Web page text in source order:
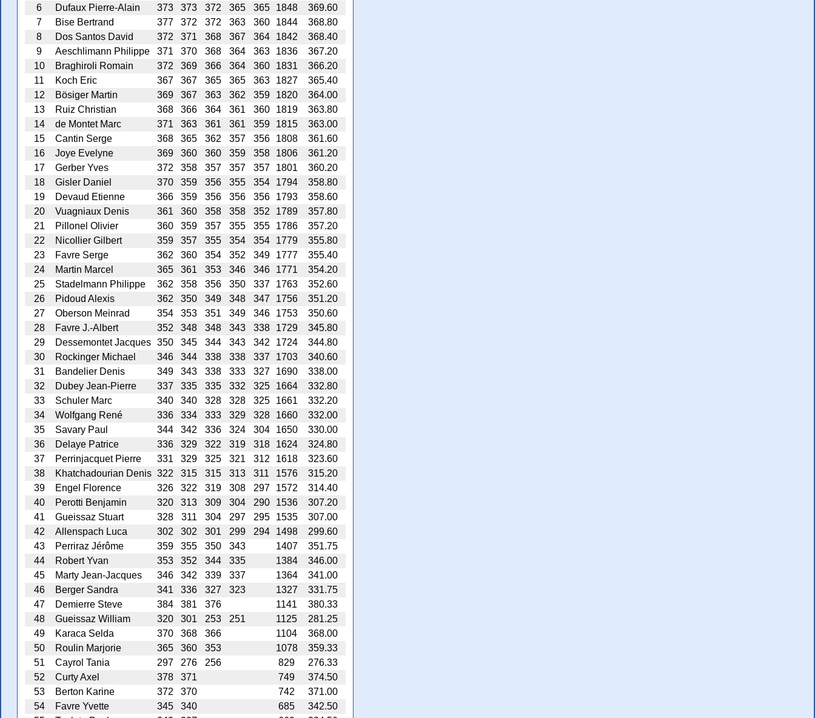
6
Dufaux Pierre-Alain 373 373 372 365 365 1848
369.60
7
Bise Bertrand 377 372 372 363 360 1844
368.80
8
Dos Santos David 372 371 368 367 364 1842
368.40
9
Aeschlimann Philippe 371 370 368 364 363 1836
367.20
10
Braghiroli Romain 372 369 366 364 360 1831
366.20
11
Koch Eric 367 367 365 365 363 1827
365.40
12
Bösiger Martin 369 367 363 362 359 1820
364.00
13
Ruiz Christian 368 366 364 361 360 1819
363.80
14
de Montet Marc 371 363 361 361 359 1815
363.00
15
Cantin Serge 368 365 362 357 356 1808
361.60
16
Joye Evelyne 369 360 360 359 358 1806
361.20
17
Gerber Yves 372 358 357 357 357 1801
360.20
18
Gisler Daniel 370 359 356 355 354 1794
358.80
19
Devaud Etienne 366 359 356 356 356 1793
358.60
20
Vuagniaux Denis 361 360 358 358 352 1789
357.80
21
Pillonel Olivier 360 359 357 355 355 1786
357.20
22
Nicollier Gilbert 359 357 355 354 354 1779
355.80
23
Favre Serge 362 360 354 352 349 1777
355.40
24
Martin Marcel 365 361 353 346 346 1771
354.20
25
Stadelmann Philippe 362 358 356 350 337 1763
352.60
26
Pidoud Alexis 362 350 349 348 347 1756
351.20
27
Oberson Meinrad 354 353 351 349 346 1753
350.60
28
Favre J.-Albert 352 348 348 343 338 1729
345.80
29
Dessemontet Jacques 350 345 344 343 342 1724
344.80
30
Rockinger Michael 346 344 338 338 337 1703
340.60
31
Bandelier Denis 349 343 338 333 327 1690
338.00
32
Dubey Jean-Pierre 337 335 335 332 325 1664
332.80
33
Schuler Marc 340 340 328 328 325 1661
332.20
34
Wolfgang René 336 334 333 329 328 1660
332.00
35
Savary Paul 344 342 336 324 304 1650
330.00
36
Delaye Patrice 336 329 322 319 318 1624
324.80
37
Perrinjacquet Pierre 331 329 325 321 312 1618
323.60
38
Khatchadourian Denis 322 315 315 313 311 1576
315.20
39
Engel Florence 326 322 319 308 297 1572
314.40
40
Perotti Benjamin 320 313 309 304 290 1536
307.20
41
Gueissaz Stuart 328 311 304 297 295 1535
307.00
42
Allenspach Luca 302 302 301 299 294 1498
299.60
43
Perriraz Jérôme 359 355 350 343 1407
351.75
44
Robert Yvan 353 352 344 335 1384
346.00
45
Marty Jean-Jacques 346 342 339 337 1364
341.00
46
Berger Sandra 341 336 327 323 1327
331.75
47
Demierre Steve 384 381 376 1141
380.33
48
Gueissaz William 320 301 253 251 1125
281.25
49
Karaca Selda 370 368 366 1104
368.00
50
Roulin Marjorie 365 360 353 1078
359.33
51
Cayrol Tania 297 276 256 829
276.33
52
Curty Axel 378 371 749
374.50
53
Berton Karine 372 370 742
371.00
54
Favre Yvette 345 340 685
342.50